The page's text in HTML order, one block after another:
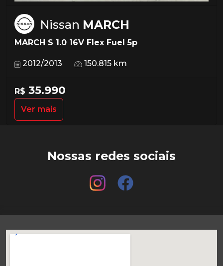
Nissan MARCH
MARCH S 1.0 16V Flex Fuel 5p
2012/2013 150.815 km
R$ 35.990
Ver mais
Nossas redes sociais